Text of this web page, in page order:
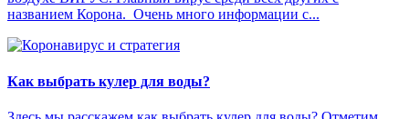
названием Корона. Очень много информации с...
Как выбрать кулер для воды?